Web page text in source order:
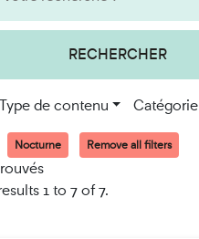
RECHERCHER
Type de contenu Catégorie
Nocturne Remove all filters
1 to 7 of 7.